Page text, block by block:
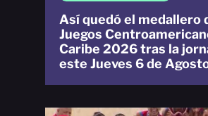
Así quedó el medallero
Juegos
Caribe 2026 tras la
este Jueves 6 de